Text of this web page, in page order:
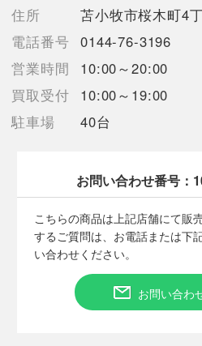
サイズは平置きでの実寸値です。多
せ。
ストレッチ素材
【詳細備考】
全体的に使用感と左後ポケットに僅
部分に若干の痕がございますが目立
んでした。
予めご了承くださいませ。
中古のお品物でございますのでご
願い致します。
画像の状態から折り畳んで発送させ
【使用予定配送業者】日本郵便
【こちらの商品は在庫連動システ
住所 苫小牧市桜木町4
電話番号 0144-76-3196
営業時間
10:00～20:00
買取受付
10:00～19:00
駐車場
40台
お問い合わせ番号：
こちらの商品は上記店舗にて販
するご質問は、お電話または下
い合わせください。
お問い合わ